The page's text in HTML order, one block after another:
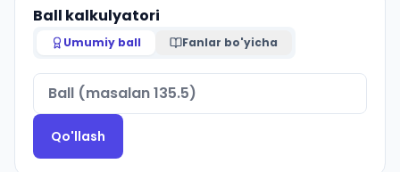
Ball kalkulyatori
Umumiy ball Fanlar bo'yicha
Qo'llash